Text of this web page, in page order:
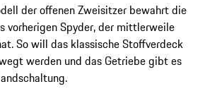
der offenen Zweisitzer bewahrt die
vorherigen Spyder, der mittlerweile
So will das klassische Stoffverdeck
werden und das Getriebe gibt es